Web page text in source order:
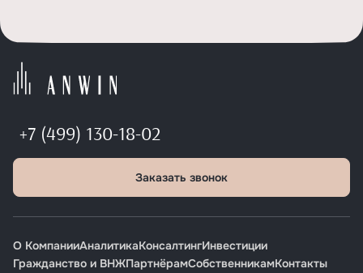
+7 (499) 130-18-02
Заказать звонок
О КомпанииАналитикаКонсалтингИнвестиции
Гражданство и ВНЖПартнёрамСобственникамКонтакты